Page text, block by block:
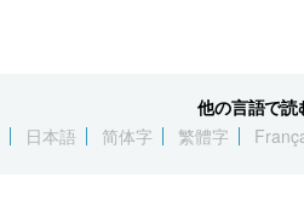
他の言語で読
日本語 简体字 繁體字